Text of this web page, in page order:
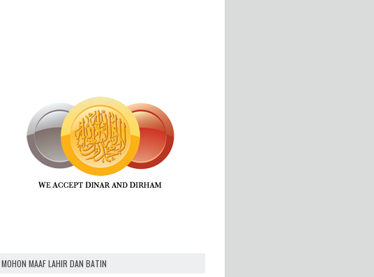
MOHON MAAF LAHIR DAN BATIN